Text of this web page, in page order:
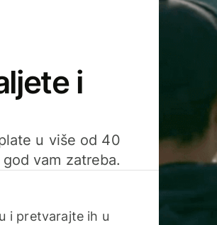
i
u više od 40
vam zatreba.
i pretvarajte ih u